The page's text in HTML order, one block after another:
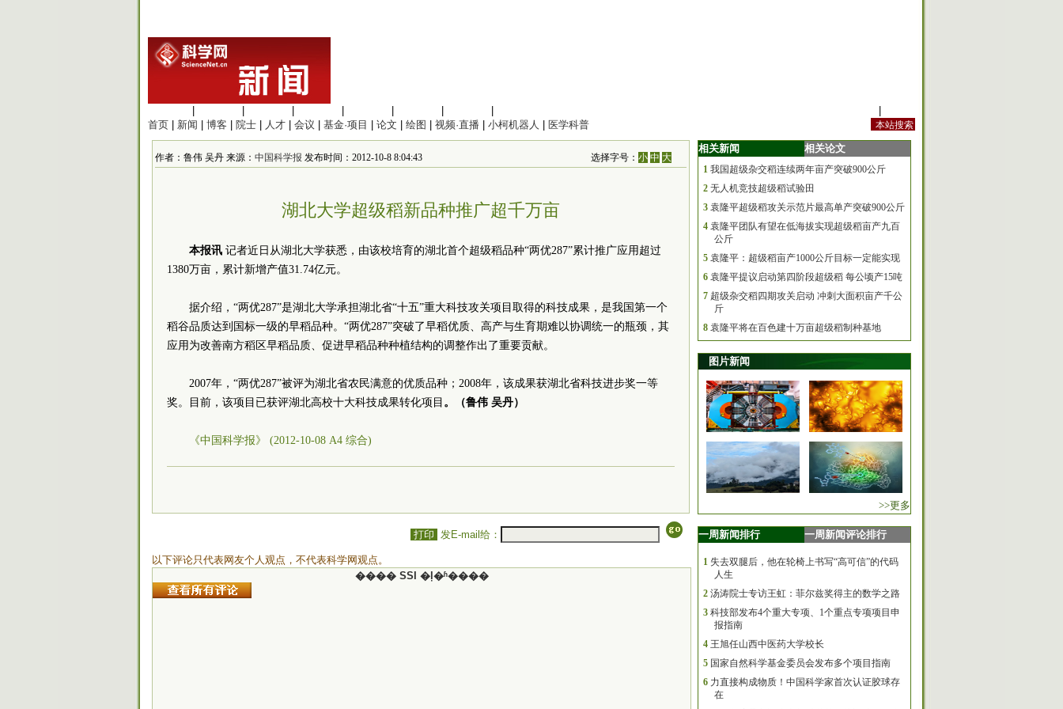
首页
新闻 博客 院士 人才 会议 基金·项目 论文 绘图 视频·直播 小柯机器人 医学科普
作者：鲁伟 吴丹 来源： 中国科学报 发布时间：2012-10-8 8:04:43 选择字号：小 中 大
湖北大学超级稻新品种推广超千万亩
本报讯 记者近日从湖北大学获悉，由该校培育的湖北首个超级稻品种“两优287”累计推广应用超过
1380万亩，累计新增产值31.74亿元。
据介绍，“两优287”是湖北大学承担湖北省“十五”重大科技攻关项目取得的科技成果，是我国第一个
稻谷品质达到国标一级的早稻品种。“两优287”突破了早稻优质、高产与生育期难以协调统一的瓶颈，其
应用为改善南方稻区早稻品质、促进早稻品种种植结构的调整作出了重要贡献。
2007年，“两优287”被评为湖北省农民满意的优质品种；2008年，该成果获湖北省科技进步奖一等
奖。目前，该项目已获评湖北高校十大科技成果转化项目 。（鲁伟 吴丹）
《中国科学报》 (2012-10-08 A4 综合)
打印 发E-mail给：
以下评论只代表网友个人观点，不代表科学网观点。
���� SSI �ļ�ʱ����
相关新闻 相关论文
1 我国超级杂交稻连续两年亩产突破900公斤
2 无人机竞技超级稻试验田
3 袁隆平超级稻攻关示范片最高单产突破900公斤
4 袁隆平团队有望在低海拔实现超级稻亩产九百
公斤
5 袁隆平：超级稻亩产1000公斤目标一定能实现
6 袁隆平提议启动第四阶段超级稻 每公顷产15吨
7 超级杂交稻四期攻关启动 冲刺大面积亩产千公
斤
8 袁隆平将在百色建十万亩超级稻制种基地
图片新闻
>>更多
一周新闻排行 一周新闻评论排行
1 失去双腿后，他在轮椅上书写“高可信”的代码
人生
2 汤涛院士专访王虹：菲尔兹奖得主的数学之路
3 科技部发布4个重大专项、1个重点专项项目申
报指南
4 王旭任山西中医药大学校长
5 国家自然科学基金委员会发布多个项目指南
6 力直接构成物质！中国科学家首次认证胶球存
在